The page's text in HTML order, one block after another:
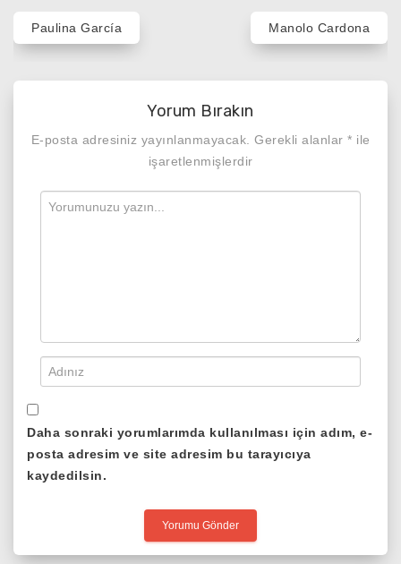
Yazı
gezinmesi
Paulina García Manolo Cardona
Yorum Bırakın
E-posta adresiniz yayınlanmayacak. Gerekli alanlar * ile
işaretlenmişlerdir
Daha sonraki yorumlarımda kullanılması için adım, e-
posta adresim ve site adresim bu tarayıcıya
kaydedilsin.